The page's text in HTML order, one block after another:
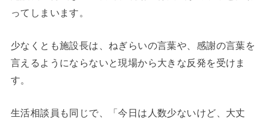
ってしまいます。
少なくとも施設長は、ねぎらいの言葉や、感謝の言葉を
言えるようにならないと現場から大きな反発を受けま
す。
生活相談員も同じで、「今日は人数少ないけど、大丈